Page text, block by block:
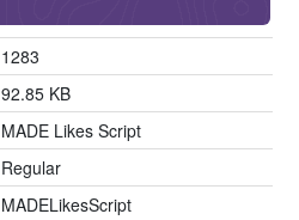
1283
92.85 KB
MADE Likes Script
Regular
MADELikesScript